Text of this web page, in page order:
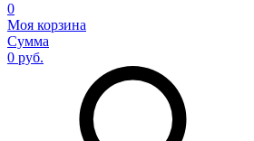
0
Моя корзина
Сумма
0 руб.